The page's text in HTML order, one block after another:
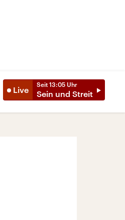
Live
Seit 13:05 Uhr
Sein und Streit